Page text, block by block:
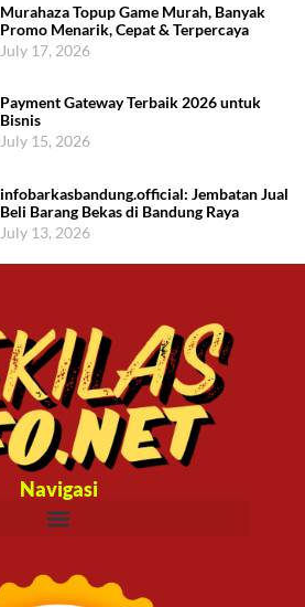
Murahaza Topup Game Murah, Banyak
Promo Menarik, Cepat & Terpercaya
July 17, 2026
Payment Gateway Terbaik 2026 untuk
Bisnis
July 15, 2026
infobarkasbandung.official: Jembatan Jual
Beli Barang Bekas di Bandung Raya
July 13, 2026
Navigasi